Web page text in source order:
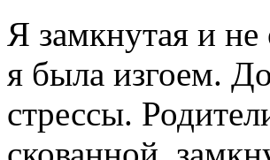
Я замкнутая и
я была изгоем.
стрессы.